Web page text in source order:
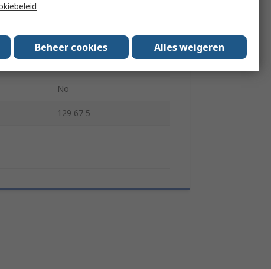
No
129 67 5
Beheer cookies Alles weigeren